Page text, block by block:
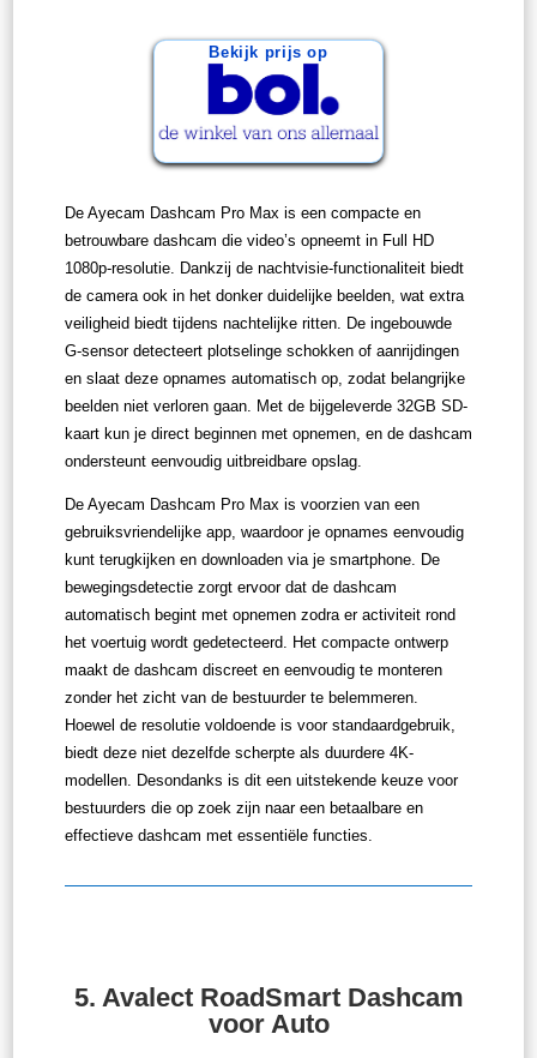
Bekijk prijs op
De Ayecam Dashcam Pro Max is een compacte en
betrouwbare dashcam die video’s opneemt in Full HD
1080p-resolutie. Dankzij de nachtvisie-functionaliteit biedt
de camera ook in het donker duidelijke beelden, wat extra
veiligheid biedt tijdens nachtelijke ritten. De ingebouwde
G-sensor detecteert plotselinge schokken of aanrijdingen
en slaat deze opnames automatisch op, zodat belangrijke
beelden niet verloren gaan. Met de bijgeleverde 32GB SD-
kaart kun je direct beginnen met opnemen, en de dashcam
ondersteunt eenvoudig uitbreidbare opslag.
De Ayecam Dashcam Pro Max is voorzien van een
gebruiksvriendelijke app, waardoor je opnames eenvoudig
kunt terugkijken en downloaden via je smartphone. De
bewegingsdetectie zorgt ervoor dat de dashcam
automatisch begint met opnemen zodra er activiteit rond
het voertuig wordt gedetecteerd. Het compacte ontwerp
maakt de dashcam discreet en eenvoudig te monteren
zonder het zicht van de bestuurder te belemmeren.
Hoewel de resolutie voldoende is voor standaardgebruik,
biedt deze niet dezelfde scherpte als duurdere 4K-
modellen. Desondanks is dit een uitstekende keuze voor
bestuurders die op zoek zijn naar een betaalbare en
effectieve dashcam met essentiële functies.
5. Avalect RoadSmart Dashcam
voor Auto